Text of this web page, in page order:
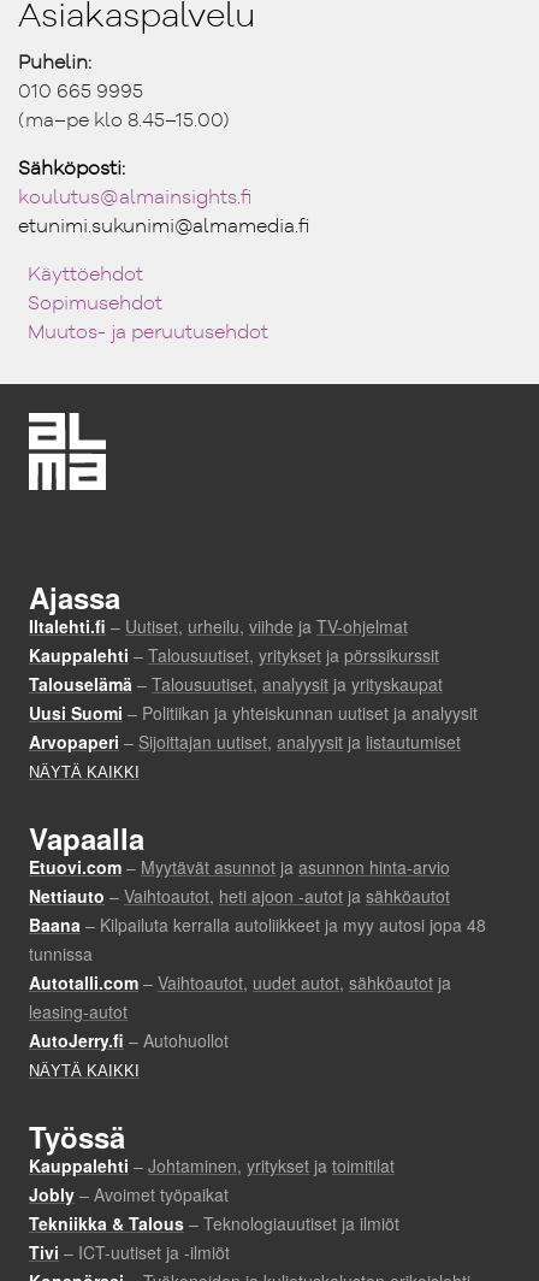
Asiakaspalvelu
Puhelin:
010 665 9995
(ma–pe klo 8.45–15.00)
Sähköposti:
koulutus@ almainsights.fi
etunimi.sukunimi@almamedia.fi
Käyttöehdot
Sopimusehdot
Muutos- ja peruutusehdot